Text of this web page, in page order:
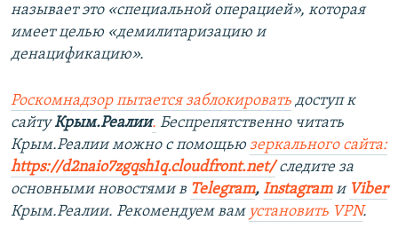
называет это «специальной операцией», которая
имеет целью «демилитаризацию и
денацификацию».
Роскомнадзор пытается заблокировать доступ к
сайтуКрым.Реалии. Беспрепятственно читать
Крым.Реалии можно с помощью зеркального сайта:
https://d2naio7zgqsh1q.cloudfront.net/ следите за
основными новостями в Telegram, Instagramи Viber
Крым.Реалии. Рекомендуем вам установить VPN.